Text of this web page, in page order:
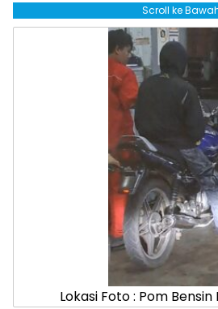
Scroll ke
Lokasi Foto : Pom